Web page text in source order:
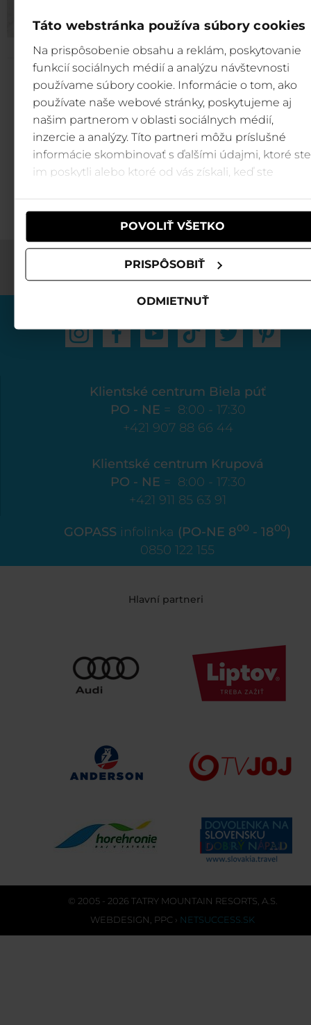
Táto webstránka používa súbory cookies
Na prispôsobenie obsahu a reklám, poskytovanie
funkcií sociálnych médií a analýzu návštevnosti
používame súbory cookie. Informácie o tom, ako
používate naše webové stránky, poskytujeme aj
našim partnerom v oblasti sociálnych médií,
inzercie a analýzy. Títo partneri môžu príslušné
informácie skombinovať s ďalšími údajmi, ktoré ste
im poskytli alebo ktoré od vás získali, keď ste
POVOLIŤ VŠETKO
PRISPÔSOBIŤ
ODMIETNUŤ
Zážitková ponuka
Zistite, čo všetko môžete zažiť
svojho pobytu v Jasnej.
Klientské centrum Biela púť
PO - NE = 8:00 - 17:30
+421 907 88 66 44
Klientské centrum Krupová
PO - NE = 8:00 - 17:30
+421 911 85 63 91
GOPASS infolinka (PO-NE 800 - 1800)
0850 122 155
Hlavní partneri
© 2005 - 2026 TATRY MOUNTAIN RESORTS, A.S.
WEBDESIGN PPC › NETSUCCESS.SK